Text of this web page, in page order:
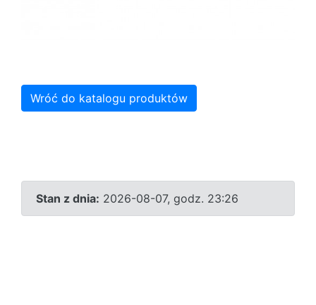
Wróć do katalogu produktów
Stan z dnia: 2026-08-07, godz. 23:26